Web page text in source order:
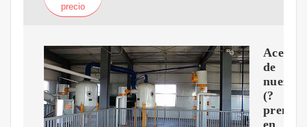
precio
Aceite
de
nuez
(?
en